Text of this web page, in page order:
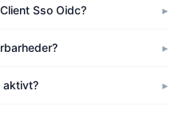
Sso Oidc?
aktivt?